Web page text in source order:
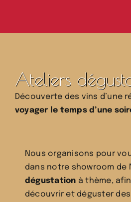
Ateliers
Découverte des vins d’une
voyager le temps d’une
Nous organisons pour
dans notre showroom de
dégustation à thème,
découvrir et déguster